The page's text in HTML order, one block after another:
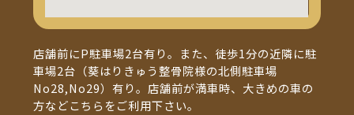
店舗前にP駐車場2台有り。また、徒歩1分の近隣に駐
車場2台（葵はりきゅう整骨院様の北側駐車場
No28,No29）有り。店舗前が満車時、大きめの車の
方などこちらをご利用下さい。